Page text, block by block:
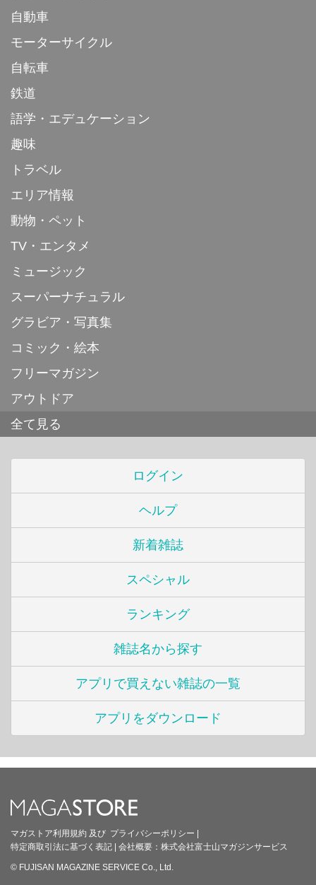
自動車
モーターサイクル
自転車
鉄道
語学・エデュケーション
趣味
トラベル
エリア情報
動物・ペット
TV・エンタメ
ミュージック
スーパーナチュラル
グラビア・写真集
コミック・絵本
フリーマガジン
アウトドア
全て見る
ログイン
ヘルプ
新着雑誌
スペシャル
ランキング
雑誌名から探す
アプリで買えない雑誌の一覧
アプリをダウンロード
マガストア利用規約 及び プライバシーポリシー |
特定商取引法に基づく表記 | 会社概要： 株式会社富士山マガジンサービス
© FUJISAN MAGAZINE SERVICE Co., Ltd.